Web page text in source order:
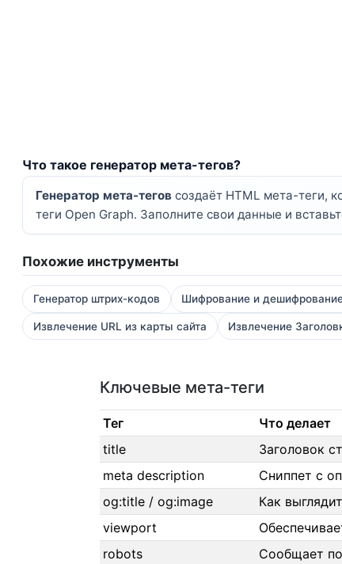
Что такое генератор мета-тегов?
Генератор мета-тегов создаёт HTML мета-теги,
теги Open Graph. Заполните свои данные и
Похожие инструменты
Генератор штрих-кодов Шифрование и
Извлечение URL из карты сайта Извлечение
Ключевые мета-теги
Тег
Что делает
title
Заголовок
meta description
Сниппет с
og:title / og:image
Как
viewport
robots
Сообщает